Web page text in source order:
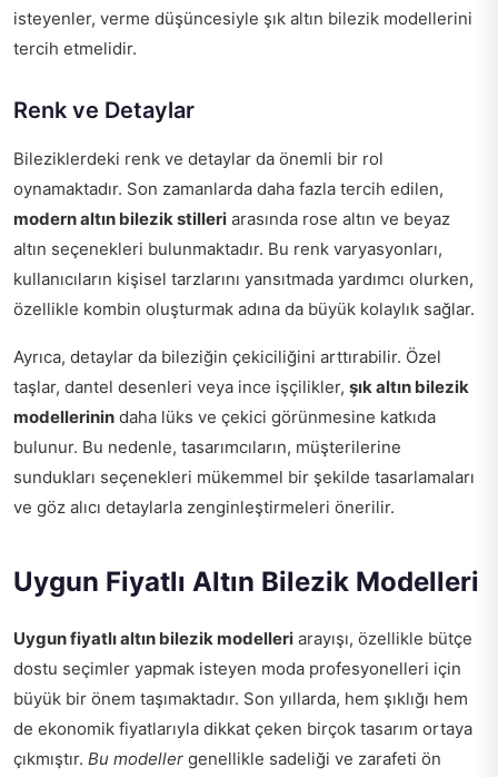
isteyenler, verme düşüncesiyle şık altın bilezik modellerini
tercih etmelidir.
Renk ve Detaylar
Bileziklerdeki renk ve detaylar da önemli bir rol
oynamaktadır. Son zamanlarda daha fazla tercih edilen,
modern altın bilezik stilleri arasında rose altın ve beyaz
altın seçenekleri bulunmaktadır. Bu renk varyasyonları,
kullanıcıların kişisel tarzlarını yansıtmada yardımcı olurken,
özellikle kombin oluşturmak adına da büyük kolaylık sağlar.
Ayrıca, detaylar da bileziğin çekiciliğini arttırabilir. Özel
taşlar, dantel desenleri veya ince işçilikler, şık altın bilezik
modellerinin daha lüks ve çekici görünmesine katkıda
bulunur. Bu nedenle, tasarımcıların, müşterilerine
sundukları seçenekleri mükemmel bir şekilde tasarlamaları
ve göz alıcı detaylarla zenginleştirmeleri önerilir.
Uygun Fiyatlı Altın Bilezik Modelleri
Uygun fiyatlı altın bilezik modelleri arayışı, özellikle bütçe
dostu seçimler yapmak isteyen moda profesyonelleri için
büyük bir önem taşımaktadır. Son yıllarda, hem şıklığı hem
de ekonomik fiyatlarıyla dikkat çeken birçok tasarım ortaya
çıkmıştır. Bu modeller genellikle sadeliği ve zarafeti ön